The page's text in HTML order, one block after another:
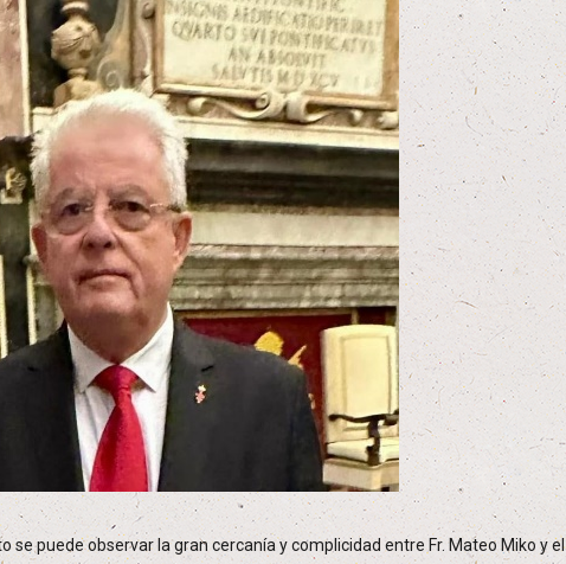
se puede observar la gran cercanía y complicidad entre Fr. Mateo Miko y el